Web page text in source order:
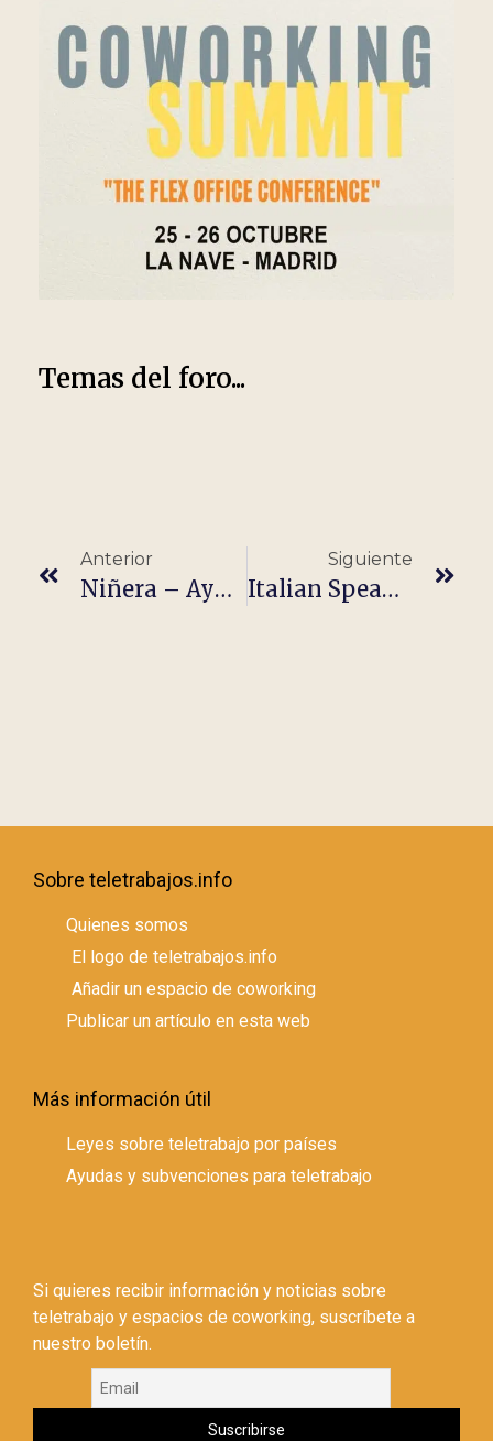
Temas del foro...
Anterior
Niñera – Ayuda Con Los Deberes – Trabajo De Verano
Siguiente
Italian Speaking Jobs In Greece – Fully Paid Relocation Package
Sobre teletrabajos.info
Quienes somos
El logo de teletrabajos.info
Añadir un espacio de coworking
Publicar un artículo en esta web
Más información útil
Leyes sobre teletrabajo por países
Ayudas y subvenciones para teletrabajo
Si quieres recibir información y noticias sobre
teletrabajo y espacios de coworking, suscríbete a
nuestro boletín.